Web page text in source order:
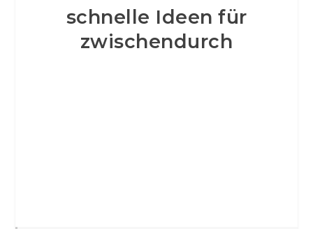
schnelle Ideen für
zwischendurch